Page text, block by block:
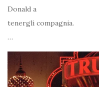
Donald a
tenergli compagnia.
…